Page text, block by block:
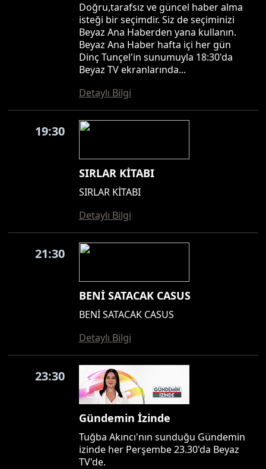
Doğru,tarafsız ve güncel haber alma
isteği bir seçimdir. Siz de seçiminizi
Beyaz Ana Haberden yana kullanın.
Beyaz Ana Haber hafta içi her gün
Dinç Tunçel'in sunumuyla 18:30'da
Beyaz TV ekranlarında...
Detaylı Bilgi
19:30
SIRLAR KİTABI
SIRLAR KİTABI
Detaylı Bilgi
21:30
BENİ SATACAK CASUS
BENİ SATACAK CASUS
Detaylı Bilgi
23:30
Gündemin İzinde
Tuğba Akıncı'nın sunduğu Gündemin
izinde her Perşembe 23.30'da Beyaz
TV'de.